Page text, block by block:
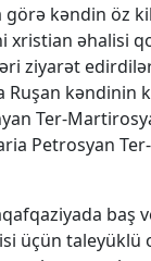
kəndin öz
xristian əhalisi
ziyarət
Ruşan kəndinin
Ter-
Petrosyan
baş
üçün taleyüklü